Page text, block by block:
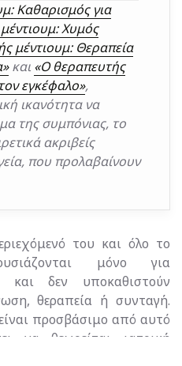
Καθαρισμός για
Χυμός
μέντιουμ: Θεραπεία
και «Ο θεραπευτής
εγκέφαλο»,
ικανότητα να
της συμπόνιας, το
ακριβείς
που προλαβαίνουν
του και όλο το
μόνο για
και δεν υποκαθιστούν
θεραπεία ή συνταγή.
προσβάσιμο από αυτό
να θεωρείται ιατρική
ή συνταγή, ούτε